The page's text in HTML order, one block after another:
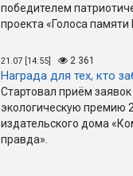
победителем
проекта «Голоса
21.07 [14:55] 2 361
Награда для тех, кто
Стартовал приём
экологическую премию
издательского дома
правда».